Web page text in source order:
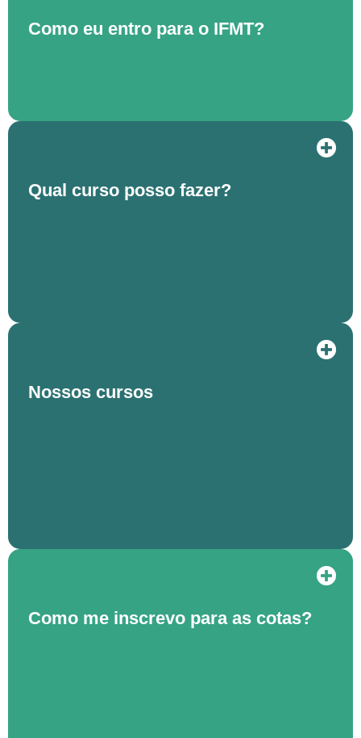
Como eu entro para o IFMT?
Qual curso posso fazer?
Nossos cursos
Como me inscrevo para as cotas?